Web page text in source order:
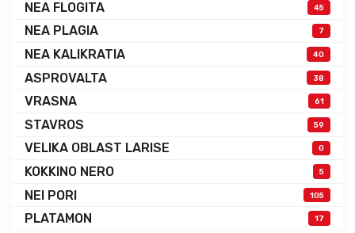
NEA FLOGITA 45
NEA PLAGIA 7
NEA KALIKRATIA 40
ASPROVALTA 38
VRASNA 61
STAVROS 59
VELIKA OBLAST LARISE 0
KOKKINO NERO 5
NEI PORI 105
PLATAMON 17